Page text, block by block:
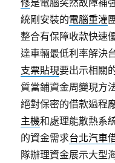
修是電腦突然故障補
統剛安裝的電腦重灌
整合有保障收款快速
達車輛最低利率解決
支票貼現要出示相關
質當鋪資金周變現方
絕對保密的借款過程
主機和處理能散熱系
的資金需求台北汽車
隊辦理資金展示大型